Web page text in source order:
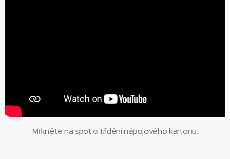
Mrkněte na spot o třídění nápojového kartonu.